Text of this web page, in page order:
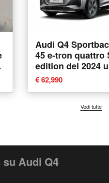
Audi Q4
45 e-tron quattro
edition del 2024
Pratola Serra
€ 62,990
Vedi tutte
Audi Q4